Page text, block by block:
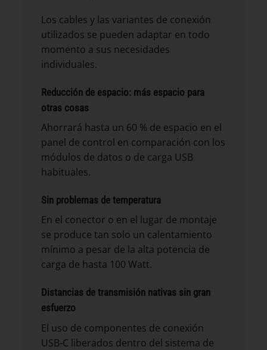
Los cables y las variantes de conexión
utilizados se pueden adaptar en todo
momento a sus necesidades
individuales.
Reducción de espacio: más espacio para
otras cosas
Ahorrará hasta un 60 % de espacio en el
panel de control en comparación con los
módulos de datos o de carga USB
habituales.
Sin problemas de temperatura
En el conector o en el lugar de montaje
se produce tan solo un calentamiento
mínimo a pesar de la alta potencia de
carga de hasta 100 Watt.
Distancias de transmisión nativas sin gran
esfuerzo
El uso de componentes de conexión
USB-C liberados dentro del sistema de